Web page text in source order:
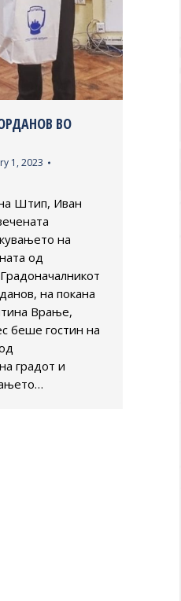
ВО
1, 2023
Штип, Иван
на
од
на покана
Врање,
беше гостин на
градот и